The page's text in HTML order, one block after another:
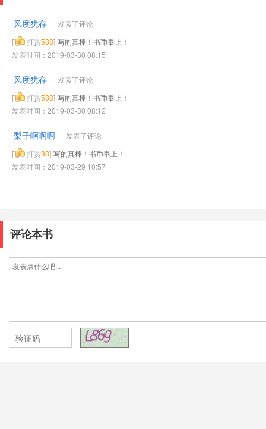
风度犹存
发表了评论
[
打赏588] 写的真棒！书币奉上！
发表时间：2019-03-30 08:15
风度犹存
发表了评论
[
打赏588] 写的真棒！书币奉上！
发表时间：2019-03-30 08:12
梨子啊啊啊
发表了评论
[
打赏88] 写的真棒！书币奉上！
发表时间：2019-03-29 10:57
评论本书